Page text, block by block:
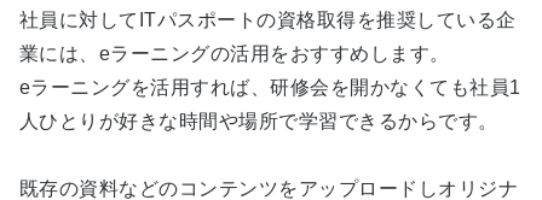
社員に対してITパスポートの資格取得を推奨している企
業には、eラーニングの活用をおすすめします。
eラーニングを活用すれば、研修会を開かなくても社員1
人ひとりが好きな時間や場所で学習できるからです。
既存の資料などのコンテンツをアップロードしオリジナ